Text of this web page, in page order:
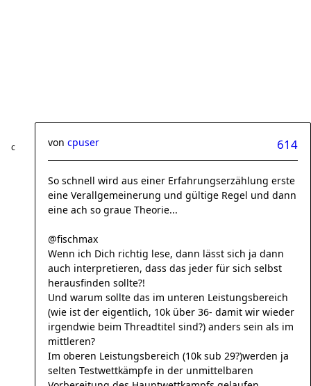
614
von cpuser
So schnell wird aus einer Erfahrungserzählung erste
eine Verallgemeinerung und gültige Regel und dann
eine ach so graue Theorie...
@fischmax
Wenn ich Dich richtig lese, dann lässt sich ja dann
auch interpretieren, dass das jeder für sich selbst
herausfinden sollte?!
Und warum sollte das im unteren Leistungsbereich
(wie ist der eigentlich, 10k über 36- damit wir wieder
irgendwie beim Threadtitel sind?) anders sein als im
mittleren?
Im oberen Leistungsbereich (10k sub 29?)werden ja
selten Testwettkämpfe in der unmittelbaren